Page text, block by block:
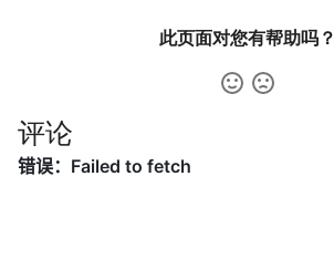
58.2. 左旋转字符串
59.2. 队列的最大值
61. 和最小的 k 个数对
63. 替换单词
16.8. 整数的英语表示
此页面对您有帮助吗？
评论